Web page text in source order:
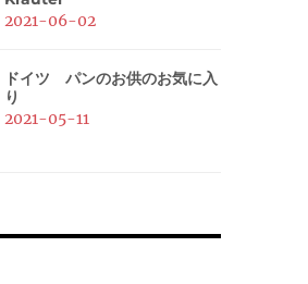
2021-06-02
ドイツ パンのお供のお気に入
り
2021-05-11